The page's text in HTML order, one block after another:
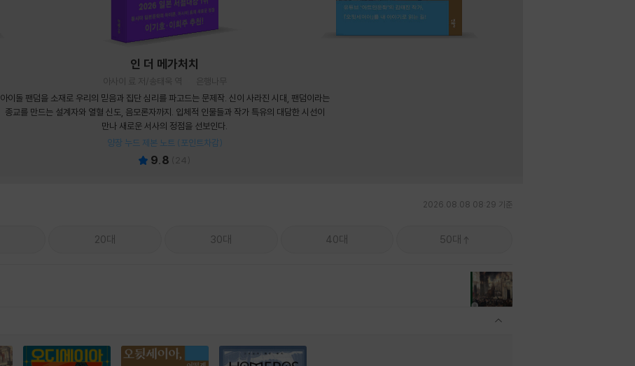
인 더 메가처치
아사이 료 저/송태욱 역
은행나무
아이돌 팬덤을 소재로 우리의 믿음과 집단 심리를 파고드는 문제작. 신이 사라진 시대, 팬덤이라는
종교를 만드는 설계자와 열혈 신도, 음모론자까지. 입체적 인물들과 작가 특유의 대담한 시선이
만나 새로운 서사의 정점을 선보인다.
양장 누드 제본 노트 (포인트차감)
9.8 24
2026.08.08 08:29 기준
20대 30대 40대 50대